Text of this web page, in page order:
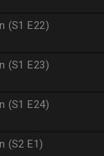
(S1 E22)
(S1 E23)
(S1 E24)
(S2 E1)